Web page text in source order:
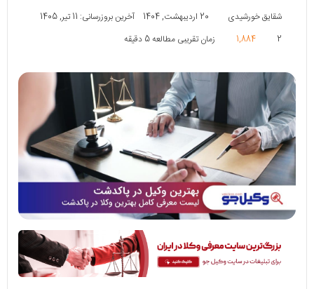
شقایق خورشیدی 20 اردیبهشت, 1404
آخرین بروزرسانی: 11 تیر, 1405
2
1,884 زمان تقریبی مطالعه 5 دقیقه